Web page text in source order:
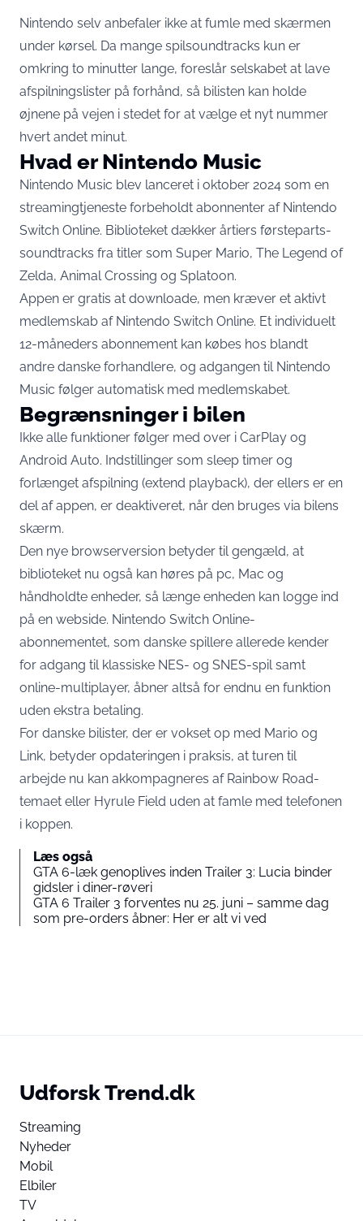
Nintendo selv anbefaler ikke at fumle med skærmen
under kørsel. Da mange spilsoundtracks kun er
omkring to minutter lange, foreslår selskabet at lave
afspilningslister på forhånd, så bilisten kan holde
øjnene på vejen i stedet for at vælge et nyt nummer
hvert andet minut.
Hvad er Nintendo Music
Nintendo Music blev lanceret i oktober 2024 som en
streamingtjeneste forbeholdt abonnenter af Nintendo
Switch Online. Biblioteket dækker årtiers førsteparts-
soundtracks fra titler som Super Mario, The Legend of
Zelda, Animal Crossing og Splatoon.
Appen er gratis at downloade, men kræver et aktivt
medlemskab af Nintendo Switch Online. Et individuelt
12-måneders abonnement kan købes hos blandt
andre danske forhandlere, og adgangen til Nintendo
Music følger automatisk med medlemskabet.
Begrænsninger i bilen
Ikke alle funktioner følger med over i CarPlay og
Android Auto. Indstillinger som sleep timer og
forlænget afspilning (extend playback), der ellers er en
del af appen, er deaktiveret, når den bruges via bilens
skærm.
Den nye browserversion betyder til gengæld, at
biblioteket nu også kan høres på pc, Mac og
håndholdte enheder, så længe enheden kan logge ind
på en webside. Nintendo Switch Online-
abonnementet, som danske spillere allerede kender
for adgang til klassiske NES- og SNES-spil samt
online-multiplayer, åbner altså for endnu en funktion
uden ekstra betaling.
For danske bilister, der er vokset op med Mario og
Link, betyder opdateringen i praksis, at turen til
arbejde nu kan akkompagneres af Rainbow Road-
temaet eller Hyrule Field uden at famle med telefonen
i koppen.
Læs også
GTA 6-læk genoplives inden Trailer 3: Lucia binder
gidsler i diner-røveri
GTA 6 Trailer 3 forventes nu 25. juni – samme dag
som pre-orders åbner: Her er alt vi ved
Udforsk Trend.dk
Streaming
Nyheder
Mobil
Elbiler
TV